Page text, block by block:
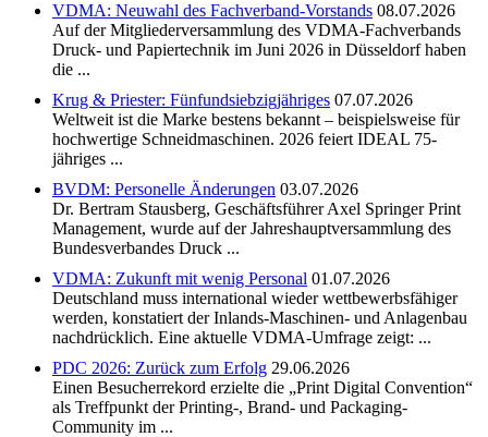
VDMA: Neuwahl des Fachverband-Vorstands 08.07.2026
Auf der Mitgliederversammlung des VDMA-Fachverbands
Druck- und Papiertechnik im Juni 2026 in Düsseldorf haben
die ...
Krug & Priester: Fünfundsiebzigjähriges 07.07.2026
Weltweit ist die Marke bestens bekannt – beispielsweise für
hochwertige Schneidmaschinen. 2026 feiert IDEAL 75-
jähriges ...
BVDM: Personelle Änderungen 03.07.2026
Dr. Bertram Stausberg, Geschäftsführer Axel Springer Print
Management, wurde auf der Jahreshauptversammlung des
Bundesverbandes Druck ...
VDMA: Zukunft mit wenig Personal 01.07.2026
Deutschland muss international wieder wettbewerbsfähiger
werden, konstatiert der Inlands-Maschinen- und Anlagenbau
nachdrücklich. Eine aktuelle VDMA-Umfrage zeigt: ...
PDC 2026: Zurück zum Erfolg 29.06.2026
Einen Besucherrekord erzielte die „Print Digital Convention“
als Treffpunkt der Printing-, Brand- und Packaging-
Community im ...